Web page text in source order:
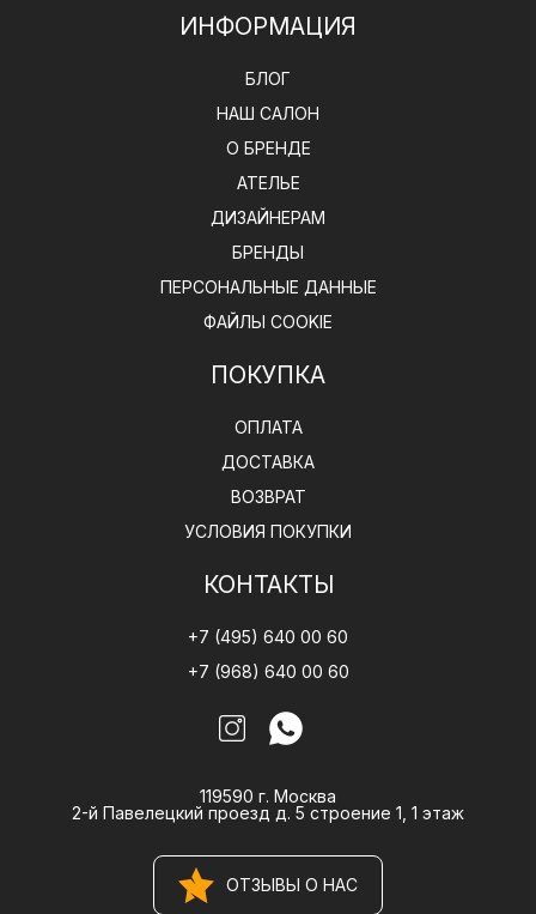
ИНФОРМАЦИЯ
БЛОГ
НАШ САЛОН
О БРЕНДЕ
АТЕЛЬЕ
ДИЗАЙНЕРАМ
БРЕНДЫ
ПЕРСОНАЛЬНЫЕ ДАННЫЕ
ФАЙЛЫ COOKIE
ПОКУПКА
ОПЛАТА
ДОСТАВКА
ВОЗВРАТ
УСЛОВИЯ ПОКУПКИ
КОНТАКТЫ
+7 (495) 640 00 60
+7 (968) 640 00 60
119590 г. Москва
2-й Павелецкий проезд д. 5 строение 1, 1 этаж
ОТЗЫВЫ О НАС